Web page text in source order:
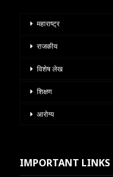
महाराष्ट्र
राजकीय
विशेष लेख
शिक्षण
आरोग्य
IMPORTANT LINKS